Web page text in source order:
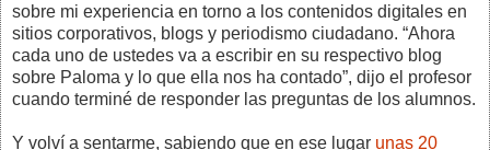
sobre mi experiencia en torno a los contenidos digitales en
sitios corporativos, blogs y periodismo ciudadano. “Ahora
cada uno de ustedes va a escribir en su respectivo blog
sobre Paloma y lo que ella nos ha contado”, dijo el profesor
cuando terminé de responder las preguntas de los alumnos.
Y volví a sentarme, sabiendo que en ese lugar unas 20